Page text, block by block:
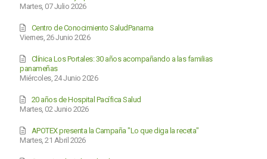
Martes, 07 Julio 2026
Viernes, 26 Junio 2026
Centro de Conocimiento SaludPanama
Miércoles, 24 Junio 2026
Clínica Los Portales: 30 años acompañando a las familias
panameñas
Martes, 02 Junio 2026
20 años de Hospital Pacífica Salud
Martes, 21 Abril 2026
APOTEX presenta la Campaña "Lo que diga la receta"